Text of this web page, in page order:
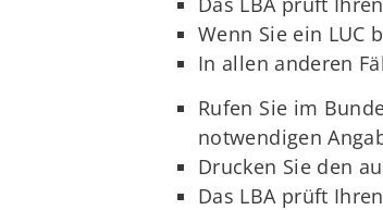
Wenn Sie ein LUC
In allen anderen
Rufen Sie im
notwendigen
Drucken Sie den
Das LBA prüft